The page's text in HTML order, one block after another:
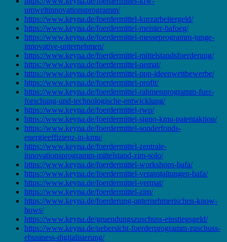
umweltinnovationsprogramm/
https://www.keyna.de/foerdermittel-kurzarbeitergeld/
https://www.keyna.de/foerdermittel-meister-bafoeg/
https://www.keyna.de/foerdermittel-messeprogramm-junge-
innovative-unternehmen/
https://www.keyna.de/foerdermittel-mittelstandsfoerderung/
https://www.keyna.de/foerdermittel-nemat/
https://www.keyna.de/foerdermittel-ppp-ideenwettbewerbe/
https://www.keyna.de/foerdermittel-profit/
https://www.keyna.de/foerdermittel-rahmenprogramm-fuer-
forschung-und-technologische-entwicklung/
https://www.keyna.de/foerdermittel-rwp/
https://www.keyna.de/foerdermittel-signo-kmu-patentaktion/
https://www.keyna.de/foerdermittel-sonderfonds-
energieeffizienz-in-kmu/
https://www.keyna.de/foerdermittel-zentrale-
innovationsprogramm-mittelstand-zim-solo/
https://www.keyna.de/foerdermittel-workshops-bafa/
https://www.keyna.de/foerdermittel-veranstaltungen-bafa/
https://www.keyna.de/foerdermittel-vermat/
https://www.keyna.de/foerdermittel-zim/
https://www.keyna.de/foerderung-unternehmerischen-know-
hows/
https://www.keyna.de/gruendungszuschuss-einstiegsgeld/
https://www.keyna.de/uebersicht-foerderprogramm-zuschuss-
ebusiness-digitalisierung/